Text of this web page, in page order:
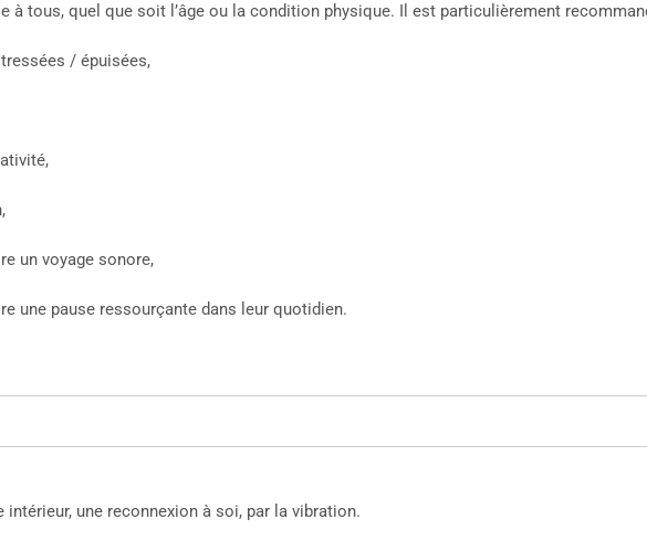
à tous, quel que soit l’âge ou la condition physique. Il est particulièrement
/ épuisées,
un voyage sonore,
une pause ressourçante dans leur quotidien.
intérieur, une reconnexion à soi, par la vibration.